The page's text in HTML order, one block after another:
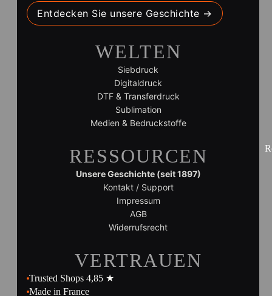
Entdecken Sie unsere Geschichte →
WELTEN
Siebdruck
Digitaldruck
DTF & Transferdruck
Sublimation
Medien & Bedruckstoffe
RESSOURCEN
Unsere Geschichte (seit 1897)
Kontakt / Support
Impressum
AGB
Widerrufsrecht
VERTRAUEN
Trusted Shops 4,85 ★
Made in France